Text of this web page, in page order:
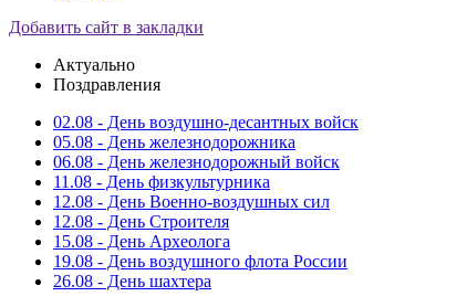
Добавить сайт в закладки
Актуально
Поздравления
02.08 - День воздушно-десантных войск
05.08 - День железнодорожника
06.08 - День железнодорожный войск
11.08 - День физкультурника
12.08 - День Военно-воздушных сил
12.08 - День Строителя
15.08 - День Археолога
19.08 - День воздушного флота России
26.08 - День шахтера